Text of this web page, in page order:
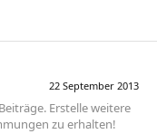
22 September 2013
Erstelle weitere
zu erhalten!